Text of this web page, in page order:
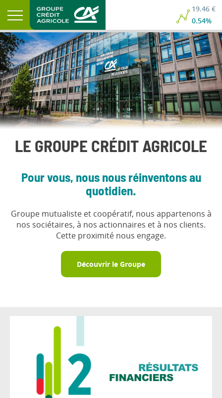
19.46 €
0.54%
LE GROUPE CRÉDIT AGRICOLE
Pour vous, nous nous réinventons au
quotidien.
Groupe mutualiste et coopératif, nous appartenons à
nos sociétaires, à nos actionnaires et à nos clients.
Cette proximité nous engage.
Découvrir le Groupe